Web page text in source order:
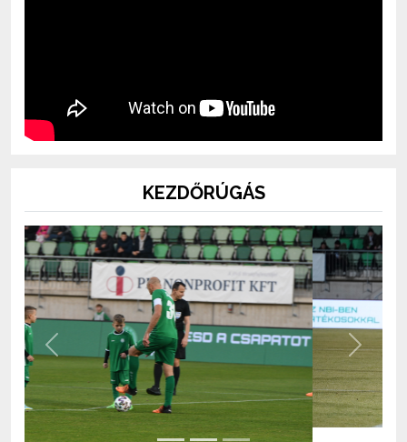
KEZDŐRÚGÁS
Previous Next